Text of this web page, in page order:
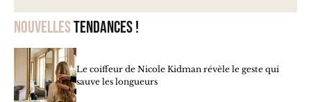
Nouvellestendances !
Le coiffeur de Nicole Kidman révèle le geste qui
sauve les longueurs